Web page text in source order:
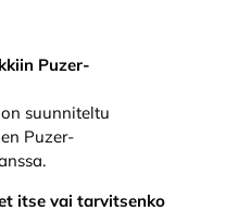
Puzer-
suunniteltu
Puzer-
itse vai tarvitsenko